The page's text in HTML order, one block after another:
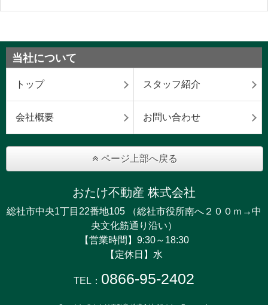
当社について
トップ スタッフ紹介
会社概要 お問い合わせ
ページ上部へ戻る
おたけ不動産 株式会社
総社市中央1丁目22番地105 （総社市役所南へ２００ｍ→中
央文化筋通り沿い）
【営業時間】9:30～18:30
【定休日】水
TEL： 0866-95-2402